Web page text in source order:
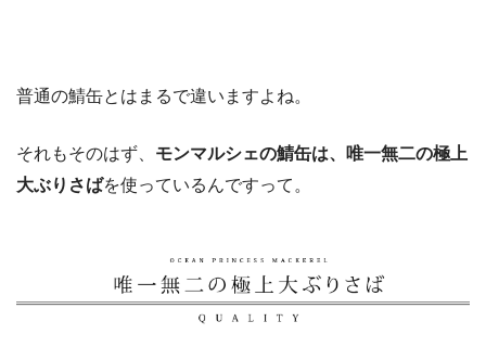
普通の鯖缶とはまるで違いますよね。
それもそのはず、 モンマルシェの鯖缶は、唯一無二の極上
大ぶりさばを使っているんですって。